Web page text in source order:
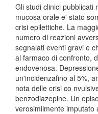
Gli studi clinici pubblicati
mucosa orale e' stato
crisi epilettiche. La
numero di reazioni
segnalati eventi gravi e
al farmaco di confronto,
endovenosa.
un'incidenzafino al 5%,
nota delle crisi co
benzodiazepine. Un
verosimilmente imputato